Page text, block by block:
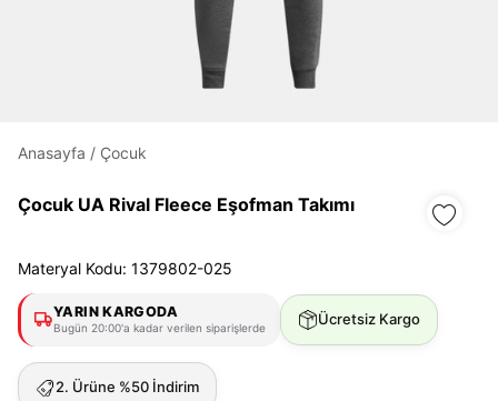
Anasayfa / Çocuk
Çocuk UA Rival Fleece Eşofman Takımı
Materyal Kodu: 1379802-025
YARIN KARGODA
Bugün 20:00'a kadar verilen siparişlerde Ücretsiz Kargo
2. Ürüne %50 İndirim
Şifre